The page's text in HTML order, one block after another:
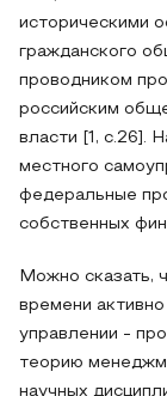
историческими
гражданского
проводником
российским
власти [1, с.26].
местного
федеральные
собственных
Можно сказать,
времени
управлении -
теорию
научных